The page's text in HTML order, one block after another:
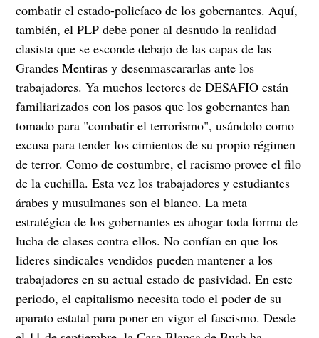
combatir el estado-policíaco de los gobernantes. Aquí,
también, el PLP debe poner al desnudo la realidad
clasista que se esconde debajo de las capas de las
Grandes Mentiras y desenmascararlas ante los
trabajadores. Ya muchos lectores de DESAFIO están
familiarizados con los pasos que los gobernantes han
tomado para "combatir el terrorismo", usándolo como
excusa para tender los cimientos de su propio régimen
de terror. Como de costumbre, el racismo provee el filo
de la cuchilla. Esta vez los trabajadores y estudiantes
árabes y musulmanes son el blanco. La meta
estratégica de los gobernantes es ahogar toda forma de
lucha de clases contra ellos. No confían en que los
lideres sindicales vendidos pueden mantener a los
trabajadores en su actual estado de pasividad. En este
periodo, el capitalismo necesita todo el poder de su
aparato estatal para poner en vigor el fascismo. Desde